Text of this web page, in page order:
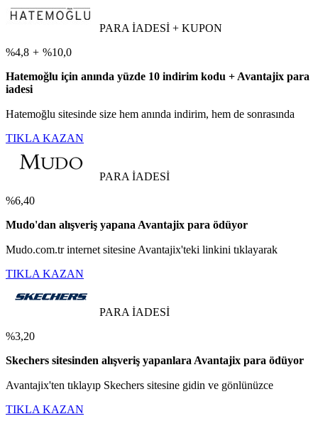
PARA İADESİ + KUPON
%4,8 + %10,0
Hatemoğlu için anında yüzde 10 indirim kodu + Avantajix para
iadesi
Hatemoğlu sitesinde size hem anında indirim, hem de sonrasında
TIKLA KAZAN
PARA İADESİ
%6,40
Mudo'dan alışveriş yapana Avantajix para ödüyor
Mudo.com.tr internet sitesine Avantajix'teki linkini tıklayarak
TIKLA KAZAN
PARA İADESİ
%3,20
Skechers sitesinden alışveriş yapanlara Avantajix para ödüyor
Avantajix'ten tıklayıp Skechers sitesine gidin ve gönlünüzce
TIKLA KAZAN